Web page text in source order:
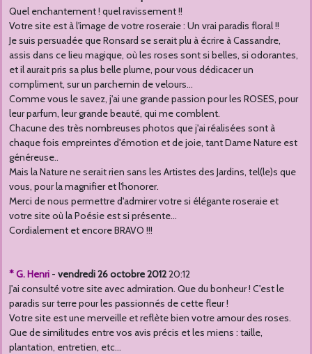
Quel enchantement ! quel ravissement !!
Votre site est à l'image de votre roseraie : Un vrai paradis floral !!
Je suis persuadée que Ronsard se serait plu à écrire à Cassandre,
assis dans ce lieu magique, où les roses sont si belles, si odorantes,
et il aurait pris sa plus belle plume, pour vous dédicacer un
compliment, sur un parchemin de velours...
Comme vous le savez, j'ai une grande passion pour les ROSES, pour
leur parfum, leur grande beauté, qui me comblent.
Chacune des très nombreuses photos que j'ai réalisées sont à
chaque fois empreintes d'émotion et de joie, tant Dame Nature est
généreuse..
Mais la Nature ne serait rien sans les Artistes des Jardins, tel(le)s que
vous, pour la magnifier et l'honorer.
Merci de nous permettre d'admirer votre si élégante roseraie et
votre site où la Poésie est si présente...
Cordialement et encore BRAVO !!!
* G. Henri - vendredi 26 octobre 201220:12
J'ai consulté votre site avec admiration. Que du bonheur ! C'est le
paradis sur terre pour les passionnés de cette fleur !
Votre site est une merveille et reflète bien votre amour des roses.
Que de similitudes entre vos avis précis et les miens : taille,
plantation, entretien, etc...